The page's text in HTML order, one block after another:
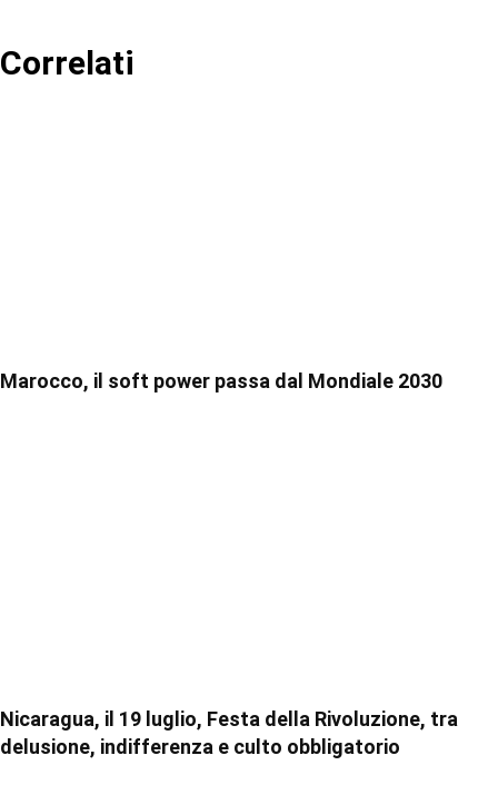
Correlati
Marocco, il soft power passa dal Mondiale 2030
Nicaragua, il 19 luglio, Festa della Rivoluzione, tra
delusione, indifferenza e culto obbligatorio